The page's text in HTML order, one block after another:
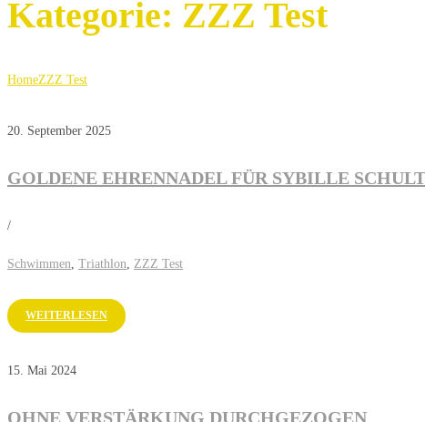
Kategorie: ZZZ Test
HomeZZZ Test
20. September 2025
GOLDENE EHRENNADEL FÜR SYBILLE
/
Schwimmen Triathlon ZZZ Test
WEITERLESEN
15. Mai 2024
OHNE VERSTÄRKUNG DURCHGEZOGEN